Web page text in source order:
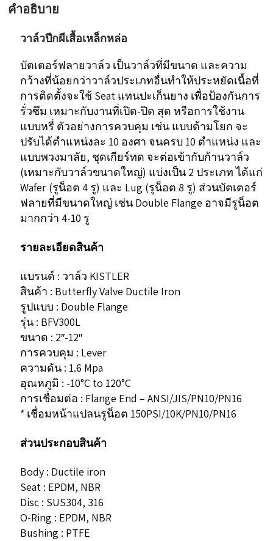
คำอธิบาย
วาล์วปีกผีเสื้อเหล็กหล่อ
บัตเตอร์ฟลายวาล์ว เป็นวาล์วที่มีขนาด และความ
กว้างที่น้อยกว่าวาล์วประเภทอื่นทำให้ประหยัดเนื้อที่
การติดตั้งจะใช้ Seat แทนปะเก็นยาง เพื่อป้องกันการ
รั่วซึม เหมาะกับงานที่เปิด-ปิด สุด หรือการใช้งาน
แบบหรี่ ตัวอย่างการควบคุม เช่น แบบด้ามโยก จะ
ปรับได้ตำแหน่งละ 10 องศา จนครบ 10 ตำแหน่ง และ
แบบพวงมาลัย, ชุดเกียร์ทด จะต่อเข้ากับก้านวาล์ว
(เหมาะกับวาล์วขนาดใหญ่) แบ่งเป็น 2 ประเภท ได้แก่
Wafer (รูน็อต 4 รู) และ Lug (รูน็อต 8 รู) ส่วนบัตเตอร์
ฟลายที่มีขนาดใหญ่ เช่น Double Flange อาจมีรูน็อต
มากกว่า 4-10 รู
รายละเอียดสินค้า
แบรนด์ : วาล์ว KISTLER
สินค้า : Butterfly Valve Ductile Iron
รูปแบบ : Double Flange
รุ่น : BFV300L
ขนาด : 2″-12″
การควบคุม : Lever
ความดัน : 1.6 Mpa
อุณหภูมิ : -10°C to 120°C
การเชื่อมต่อ : Flange End – ANSI/JIS/PN10/PN16
* เชื่อมหน้าแปลนรูน็อต 150PSI/10K/PN10/PN16
ส่วนประกอบสินค้า
Body : Ductile iron
Seat : EPDM, NBR
Disc : SUS304, 316
O-Ring : EPDM, NBR
Bushing : PTFE